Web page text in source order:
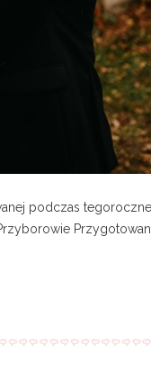
podczas